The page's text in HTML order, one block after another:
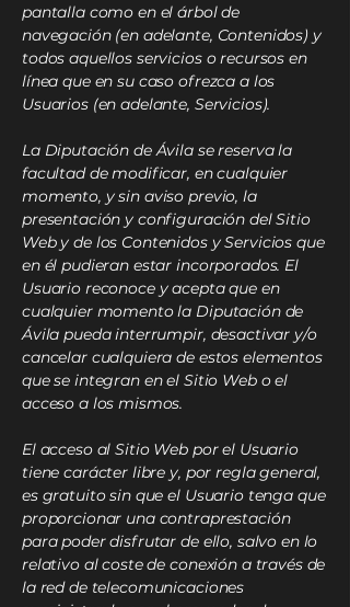
pantalla como en el árbol de
navegación (en adelante, Contenidos) y
todos aquellos servicios o recursos en
línea que en su caso ofrezca a los
Usuarios (en adelante, Servicios).
La Diputación de Ávila se reserva la
facultad de modificar, en cualquier
momento, y sin aviso previo, la
presentación y configuración del Sitio
Web y de los Contenidos y Servicios que
en él pudieran estar incorporados. El
Usuario reconoce y acepta que en
cualquier momento la Diputación de
Ávila pueda interrumpir, desactivar y/o
cancelar cualquiera de estos elementos
que se integran en el Sitio Web o el
acceso a los mismos.
El acceso al Sitio Web por el Usuario
tiene carácter libre y, por regla general,
es gratuito sin que el Usuario tenga que
proporcionar una contraprestación
para poder disfrutar de ello, salvo en lo
relativo al coste de conexión a través de
la red de telecomunicaciones